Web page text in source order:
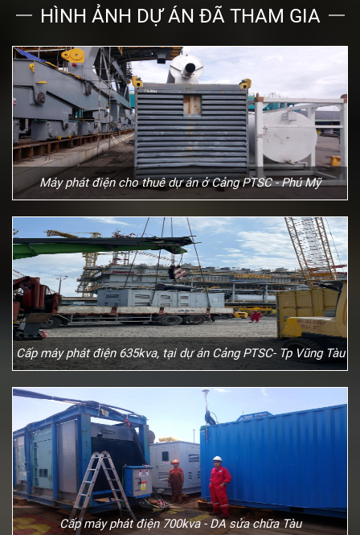
HÌNH ẢNH DỰ ÁN ĐÃ THAM GIA
Máy phát điện cho thuê dự án ở Cảng PTSC - Phú Mỹ
Cấp máy phát điện 635kva, tại dự án Cảng PTSC- Tp Vũng Tàu
Cấp máy phát điện 700kva - DA sửa chữa Tàu